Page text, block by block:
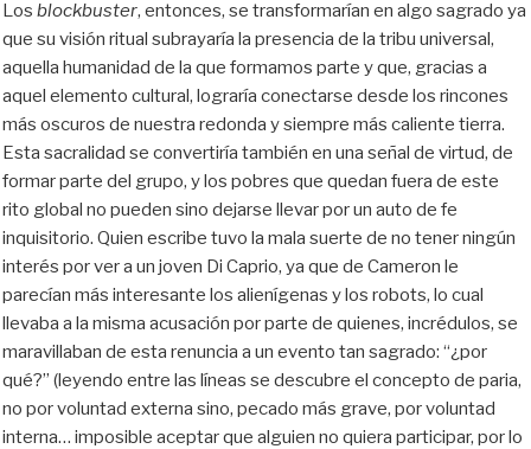
Los blockbuster, entonces, se transformarían en algo sagrado ya
que su visión ritual subrayaría la presencia de la tribu universal,
aquella humanidad de la que formamos parte y que, gracias a
aquel elemento cultural, lograría conectarse desde los rincones
más oscuros de nuestra redonda y siempre más caliente tierra.
Esta sacralidad se convertiría también en una señal de virtud, de
formar parte del grupo, y los pobres que quedan fuera de este
rito global no pueden sino dejarse llevar por un auto de fe
inquisitorio. Quien escribe tuvo la mala suerte de no tener ningún
interés por ver a un joven Di Caprio, ya que de Cameron le
parecían más interesante los alienígenas y los robots, lo cual
llevaba a la misma acusación por parte de quienes, incrédulos, se
maravillaban de esta renuncia a un evento tan sagrado: “¿por
qué?” (leyendo entre las líneas se descubre el concepto de paria,
no por voluntad externa sino, pecado más grave, por voluntad
interna… imposible aceptar que alguien no quiera participar, por lo